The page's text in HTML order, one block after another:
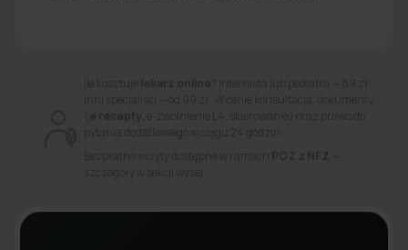
Ile kosztujelekarz online ? Internista lub pediatra — 89 zł.
Inni specjaliści — od 99 zł. W cenie konsultacja, dokumenty
( e recepty , e-zwolnienie L4, skierowanie) oraz prawo do
pytania dodatkowego w ciągu 24 godzin.
Bezpłatne wizyty dostępne w ramach POZ z NFZ
szczegóły w sekcji wyżej.